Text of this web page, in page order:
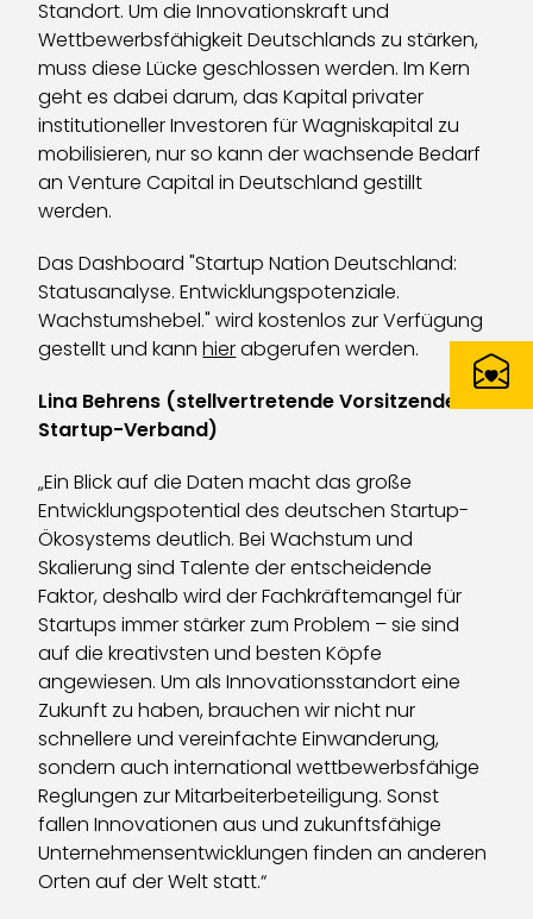
Standort. Um die Innovationskraft und
Wettbewerbsfähigkeit Deutschlands zu stärken,
muss diese Lücke geschlossen werden. Im Kern
geht es dabei darum, das Kapital privater
institutioneller Investoren für Wagniskapital zu
mobilisieren, nur so kann der wachsende Bedarf
an Venture Capital in Deutschland gestillt
werden.
Das Dashboard "Startup Nation Deutschland:
Statusanalyse. Entwicklungspotenziale.
Wachstumshebel." wird kostenlos zur Verfügung
gestellt und kannhierabgerufen werden.
Lina Behrens (stellvertretende Vorsitzende
Startup-Verband)
„Ein Blick auf die Daten macht das große
Entwicklungspotential des deutschen Startup-
Ökosystems deutlich. Bei Wachstum und
Skalierung sind Talente der entscheidende
Faktor, deshalb wird der Fachkräftemangel für
Startups immer stärker zum Problem – sie sind
auf die kreativsten und besten Köpfe
angewiesen. Um als Innovationsstandort eine
Zukunft zu haben, brauchen wir nicht nur
schnellere und vereinfachte Einwanderung,
sondern auch international wettbewerbsfähige
Reglungen zur Mitarbeiterbeteiligung. Sonst
fallen Innovationen aus und zukunftsfähige
Unternehmensentwicklungen finden an anderen
Orten auf der Welt statt.“